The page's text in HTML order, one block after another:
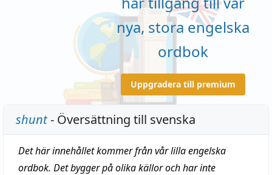
nya, stora engelska
ordbok
Uppgradera till premium
shunt- Översättning till svenska
Det här innehållet kommer från vår lilla engelska
ordbok. Det bygger på olika källor och har inte